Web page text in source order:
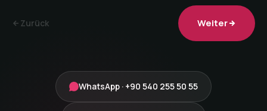
Zurück Weiter
WhatsApp · +90 540 255 50 55